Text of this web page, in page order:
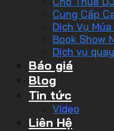
Cung Cấp
Dịch Vụ
Book Show
Dịch vụ
Báo giá
Blog
Tin tức
Video
Liên Hệ